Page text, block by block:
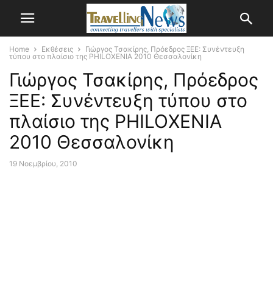
Home Εκθέσεις
Γιώργος Τσακίρης, Πρόεδρος ΞΕΕ: Συνέντευξη
τύπου στο πλαίσιο της PHILOXENIA 2010 Θεσσαλονίκη
Γιώργος Τσακίρης, Πρόεδρος
ΞΕΕ: Συνέντευξη τύπου στο
πλαίσιο της PHILOXENIA
2010 Θεσσαλονίκη
19 Νοεμβρίου, 2010